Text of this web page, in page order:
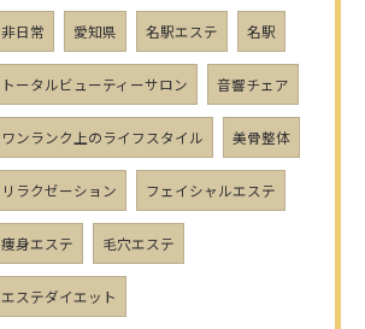
非日常 愛知県 名駅エステ 名駅
トータルビューティーサロン 音響チェア
ワンランク上のライフスタイル 美骨整体
リラクゼーション フェイシャルエステ
痩身エステ 毛穴エステ
エステダイエット